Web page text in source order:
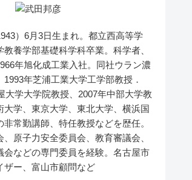
）6月3日生まれ。都立西高等学
教養学部基礎科学科卒業。科学者、
年旭化成工業入社。同社ウラン濃
1993年芝浦工業大学工学部教授．
大学大学院教授、2007年中部大学教
大学、東京大学、東北大学、横浜国
非常勤講師、特任教授などを歴任。
、原子力安全委員会、教育審議会、
会などの専門委員を経験。名古屋市
ザー、富山市顧問など